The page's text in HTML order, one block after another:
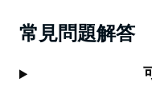
常見問題解答